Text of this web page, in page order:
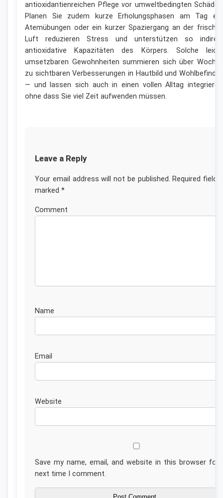
antioxidantienreichen Pflege vor umweltbedingten
Planen Sie zudem kurze Erholungsphasen am Tag
Atemübungen oder ein kurzer Spaziergang an der
Luft reduzieren Stress und unterstützen so
antioxidative Kapazitäten des Körpers. Solche
umsetzbaren Gewohnheiten summieren sich über
zu sichtbaren Verbesserungen in Hautbild und
— und lassen sich auch in einen vollen Alltag
ohne dass Sie viel Zeit aufwenden müssen.
Leave a Reply
Your email address will not be published. Required fields
marked *
Website
Save my name, email, and website in this browser for
next time I comment.